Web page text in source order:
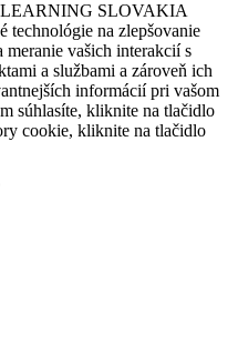
LEARNING SLOVAKIA
technológie na zlepšovanie
meranie vašich interakcií s
a službami a zároveň ich
informácií pri vašom
súhlasíte, kliknite na tlačidlo
cookie, kliknite na tlačidlo